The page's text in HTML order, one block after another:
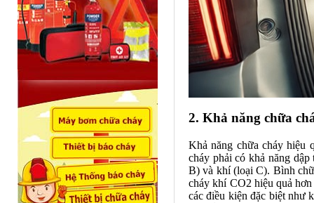
2. Khả năng chữa
Khả năng chữa cháy hiệu
cháy phải có khả năng
B) và khí (loại C). Bình
cháy khí CO2 hiệu quả
các điều kiện đặc biệt như